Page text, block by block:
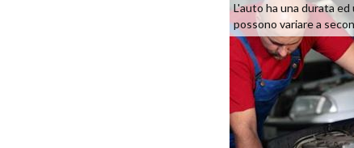
L'auto ha una durata
possono variare a